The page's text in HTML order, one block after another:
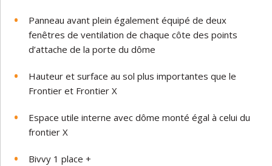
Panneau avant plein également équipé de deux
fenêtres de ventilation de chaque côte des points
d’attache de la porte du dôme
Hauteur et surface au sol plus importantes que le
Frontier et Frontier X
Espace utile interne avec dôme monté égal à celui du
frontier X
Bivvy 1 place +